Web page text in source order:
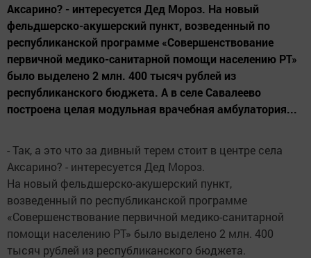
Аксарино? - интересуется Дед Мороз. На новый
фельдшерско-акушерский пункт, возведенный по
республиканской программе «Совершенствование
первичной медико-санитарной помощи населению РТ»
было выделено 2 млн. 400 тысяч рублей из
республиканского бюджета. А в селе Савалеево
построена целая модульная врачебная амбулатория...
- Так, а это что за дивный терем стоит в центре села
Аксарино? - интересуется Дед Мороз.
На новый фельдшерско-акушерский пункт,
возведенный по республиканской программе
«Совершенствование первичной медико-санитарной
помощи населению РТ» было выделено 2 млн. 400
тысяч рублей из республиканского бюджета.